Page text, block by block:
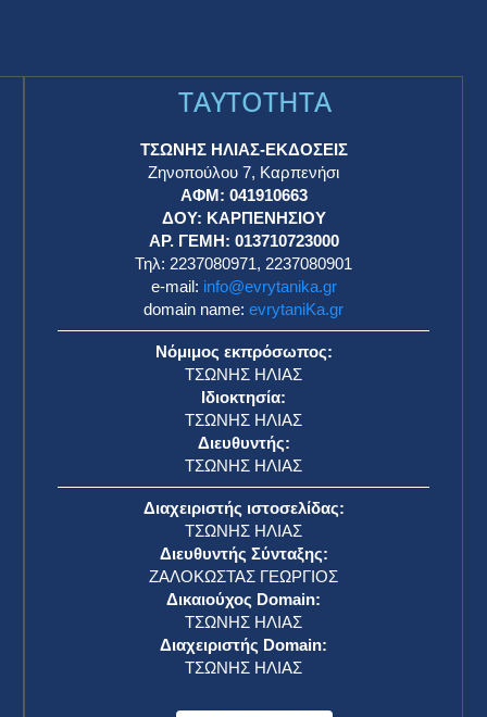
TAYTOTHTA
ΤΣΩΝΗΣ ΗΛΙΑΣ-ΕΚΔΟΣΕΙΣ
Ζηνοπούλου 7, Καρπενήσι
ΑΦΜ: 041910663
ΔΟΥ: ΚΑΡΠΕΝΗΣΙΟΥ
ΑΡ. ΓΕΜΗ: 013710723000
Τηλ: 2237080971, 2237080901
e-mail: info@evrytanika.gr
domain name: evrytaniKa.gr
Νόμιμος εκπρόσωπος:
ΤΣΩΝΗΣ ΗΛΙΑΣ
Ιδιοκτησία:
ΤΣΩΝΗΣ ΗΛΙΑΣ
Διευθυντής:
ΤΣΩΝΗΣ ΗΛΙΑΣ
Διαχειριστής ιστοσελίδας:
ΤΣΩΝΗΣ ΗΛΙΑΣ
Διευθυντής Σύνταξης:
ΖΑΛΟΚΩΣΤΑΣ ΓΕΩΡΓΙΟΣ
Δικαιούχος Domain:
ΤΣΩΝΗΣ ΗΛΙΑΣ
Διαχειριστής Domain:
ΤΣΩΝΗΣ ΗΛΙΑΣ